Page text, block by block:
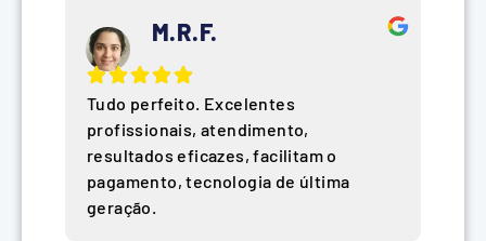
M.R.F.
Tudo perfeito. Excelentes
profissionais, atendimento,
resultados eficazes, facilitam o
pagamento, tecnologia de última
geração.